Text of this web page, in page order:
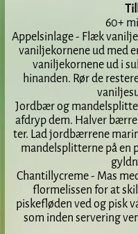
60+
Appelsinlage - Flæk
vaniljekornene ud med
vaniljekornene ud i
hinanden. Rør de
Jordbær og
afdryp dem. Halver
ter. Lad jordbærrene
mandelsplitterne på en
Chantillycreme - Mas
flor­melissen for at
piskefløden ved og pisk
som inden servering